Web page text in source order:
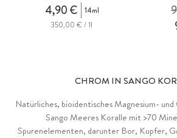
4,90 €
14ml
350,00 € / 1l
CHROM IN SANGO
Natürliches, bioidentisches Magnesium-
Sango Meeres Koralle mit >70
Spurenelementen, darunter Bor, Kupfer,